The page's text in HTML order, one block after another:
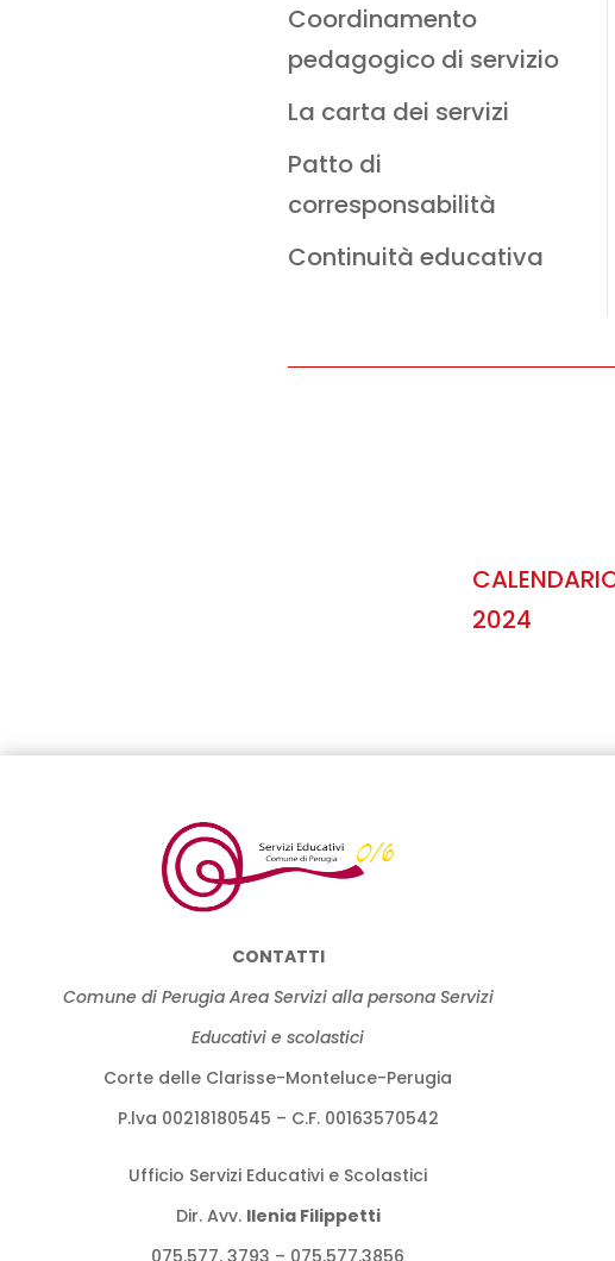
Coordinamento
pedagogico di servizio
La carta dei servizi
Patto di
corresponsabilità
Continuità educativa
2024
CONTATTI
Comune di Perugia Area Servizi alla persona Servizi
Educativi e scolastici
Corte delle Clarisse-Monteluce-Perugia
P.lva 00218180545 – C.F. 00163570542
Ufficio Servizi Educativi e Scolastici
Dir. Avv. llenia Filippetti